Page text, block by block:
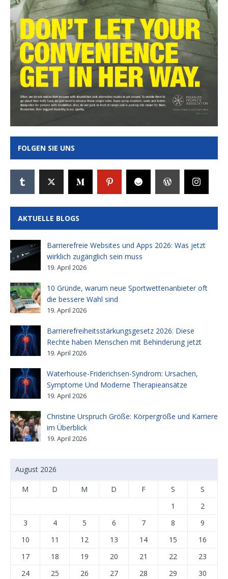
FOLGEN SIE UNS
AKTUELLE BLOGS
Barrierefreie Websites und Apps 2026: Was jetzt
wirklich zugänglich sein muss
19. April 2026
10 Gründe, warum neue Sportwettenanbieter oft
die bessere Wahl sind
19. April 2026
Barrierefreiheitsstärkungsgesetz 2026: Diese
Rechte haben Menschen mit Behinderung jetzt
19. April 2026
Waterhouse-Friderichsen-Syndrom: Ursachen,
Symptome Und Moderne Therapieansätze
19. April 2026
Christine Urspruch Größe: Körpergröße und Karriere
im Überblick
19. April 2026
August 2026
M D M D F S
S
1
2
3
4 5 6 7 8
9
10
11 12 13 14 15
16
17
18 19 20 21 22
23
24
25 26 27 28 29
30